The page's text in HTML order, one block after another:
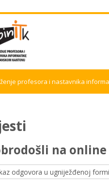
profesora i nastavnika
na